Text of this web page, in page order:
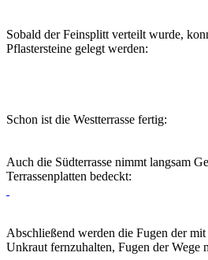
Sobald der Feinsplitt verteilt wurde,
Pflastersteine gelegt werden:
Schon ist die Westterrasse fertig:
Auch die Südterrasse nimmt langsam
Terrassenplatten bedeckt:
Abschließend werden die Fugen der
Unkraut fernzuhalten, Fugen der Wege